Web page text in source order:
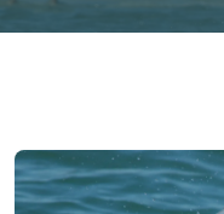
Imagen